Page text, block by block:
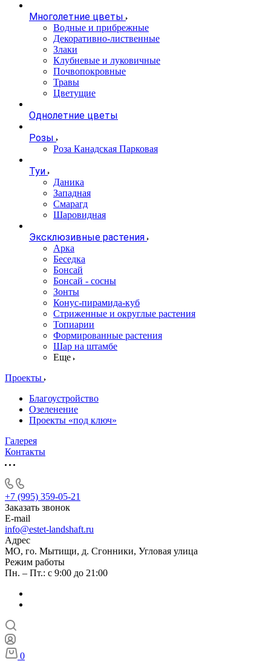
Многолетние цветы
Водные и прибрежные
Декоративно-лиственные
Злаки
Клубневые и луковичные
Почвопокровные
Травы
Цветущие
Однолетние цветы
Розы
Роза Канадская Парковая
Туи
Даника
Западная
Смарагд
Шаровидная
Эксклюзивные растения
Арка
Беседка
Бонсай
Бонсай - сосны
Зонты
Конус-пирамида-куб
Стриженные и округлые растения
Топиарии
Формированные растения
Шар на штамбе
Еще
Проекты
Благоустройство
Озеленение
Проекты «под ключ»
Галерея
Контакты
+7 (995) 359-05-21
Заказать звонок
E-mail
info@estet-landshaft.ru
Адрес
МО, го. Мытищи, д. Сгонники, Угловая улица
Режим работы
Пн. – Пт.: с 9:00 до 21:00
0